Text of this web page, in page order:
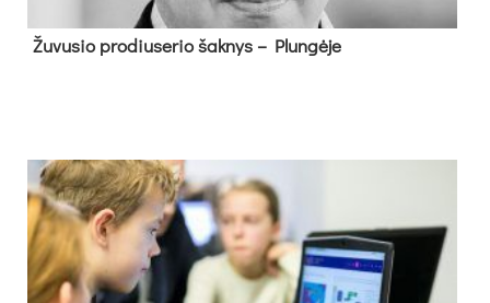
Žu­vu­sio pro­diu­se­rio šak­nys – Plun­gė­je